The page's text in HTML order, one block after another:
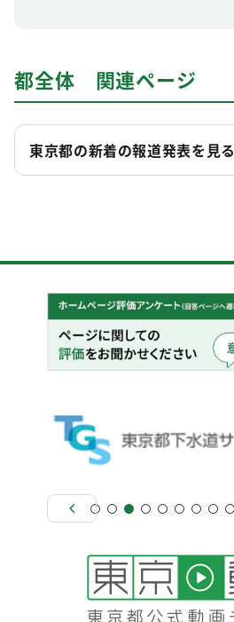
都全体 関連ページ
東京都の新着の報道発表を見る